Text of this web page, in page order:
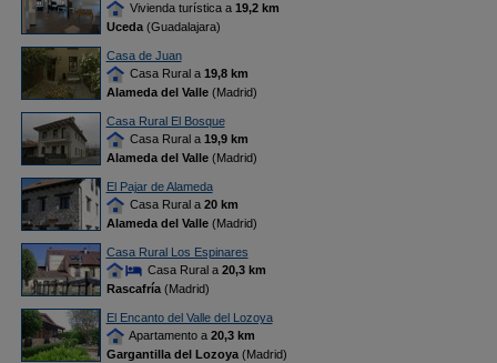
Vivienda turística a 19,2 km
Uceda(Guadalajara)
Casa de Juan
Casa Rural a 19,8 km
Alameda del Valle(Madrid)
Casa Rural El Bosque
Casa Rural a 19,9 km
Alameda del Valle(Madrid)
El Pajar de Alameda
Casa Rural a 20 km
Alameda del Valle(Madrid)
Casa Rural Los Espinares
Casa Rural a 20,3 km
Rascafría(Madrid)
El Encanto del Valle del Lozoya
Apartamento a 20,3 km
Gargantilla del Lozoya(Madrid)